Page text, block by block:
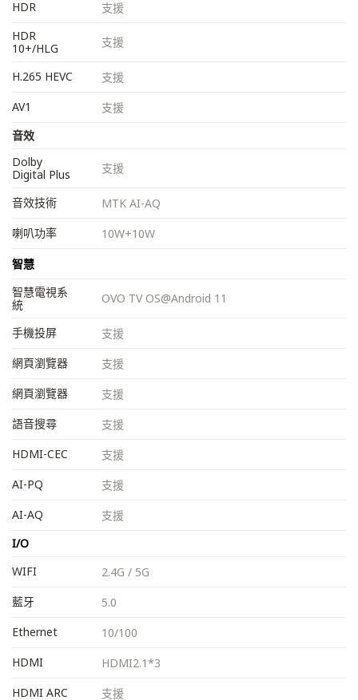
HDR
支援
HDR
10+/HLG
支援
H.265 HEVC
支援
AV1
支援
音效
Dolby
Digital Plus
支援
音效技術
MTK AI-AQ
喇叭功率
10W+10W
智慧
智慧電視系
統
OVO TV OS@Android 11
手機投屏
支援
網頁瀏覽器
支援
網頁瀏覽器
支援
語音搜尋
支援
HDMI-CEC
支援
AI-PQ
支援
AI-AQ
支援
I/O
WIFI
2.4G / 5G
藍牙
5.0
Ethernet
10/100
HDMI
HDMI2.1*3
HDMI ARC
支援